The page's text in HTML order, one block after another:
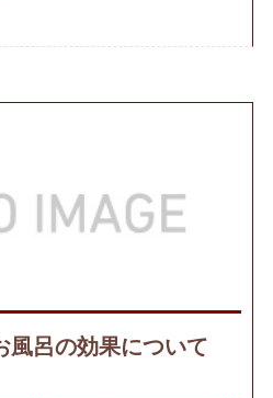
呂の効果について